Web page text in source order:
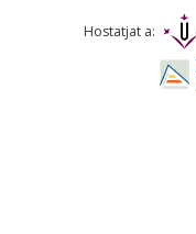
Comentari *
Hostatjat a: